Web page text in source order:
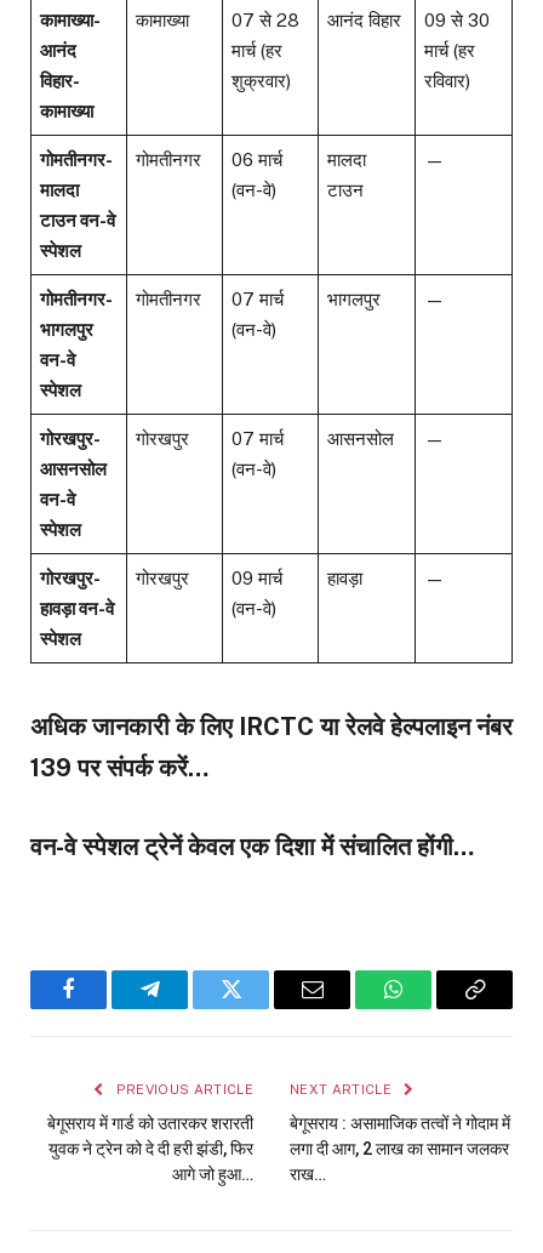
कामाख्या-
आनंद
विहार-
कामाख्या
कामाख्या
07 से 28
मार्च (हर
शुक्रवार)
आनंद विहार
09 से 30
मार्च (हर
रविवार)
गोमतीनगर-
मालदा
टाउन वन-वे
स्पेशल
गोमतीनगर
06 मार्च
(वन-वे)
मालदा
टाउन
—
गोमतीनगर-
भागलपुर
वन-वे
स्पेशल
गोमतीनगर
07 मार्च
(वन-वे)
भागलपुर —
गोरखपुर-
आसनसोल
वन-वे
स्पेशल
गोरखपुर
07 मार्च
(वन-वे)
आसनसोल —
गोरखपुर-
हावड़ा वन-वे
स्पेशल
गोरखपुर
09 मार्च
(वन-वे)
हावड़ा —
अधिक जानकारी के लिए IRCTC या रेलवे हेल्पलाइन नंबर
139 पर संपर्क करें…
वन-वे स्पेशल ट्रेनें केवल एक दिशा में संचालित होंगी…
FacebookTelegramTwitter Email WhatsAppCopy
PREVIOUS ARTICLE
बेगूसराय में गार्ड को उतारकर शरारती
युवक ने ट्रेन को दे दी हरी झंडी, फिर
आगे जो हुआ…
NEXT ARTICLE
बेगूसराय : असामाजिक तत्वों ने गोदाम में
लगा दी आग, 2 लाख का सामान जलकर
राख…